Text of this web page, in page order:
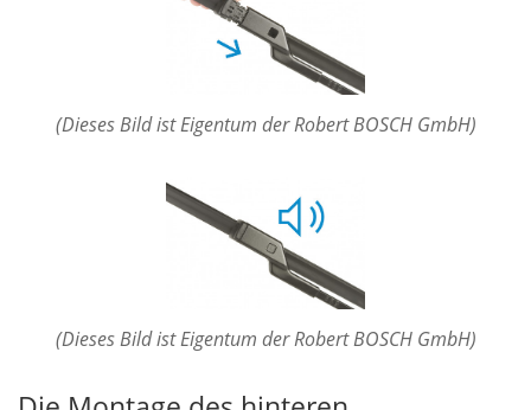
(Dieses Bild ist Eigentum der Robert BOSCH GmbH)
(Dieses Bild ist Eigentum der Robert BOSCH GmbH)